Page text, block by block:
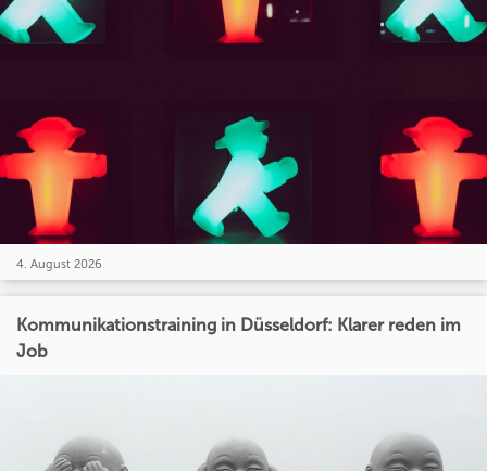
4. August 2026
Kommunikationstraining in Düsseldorf: Klarer reden im
Job